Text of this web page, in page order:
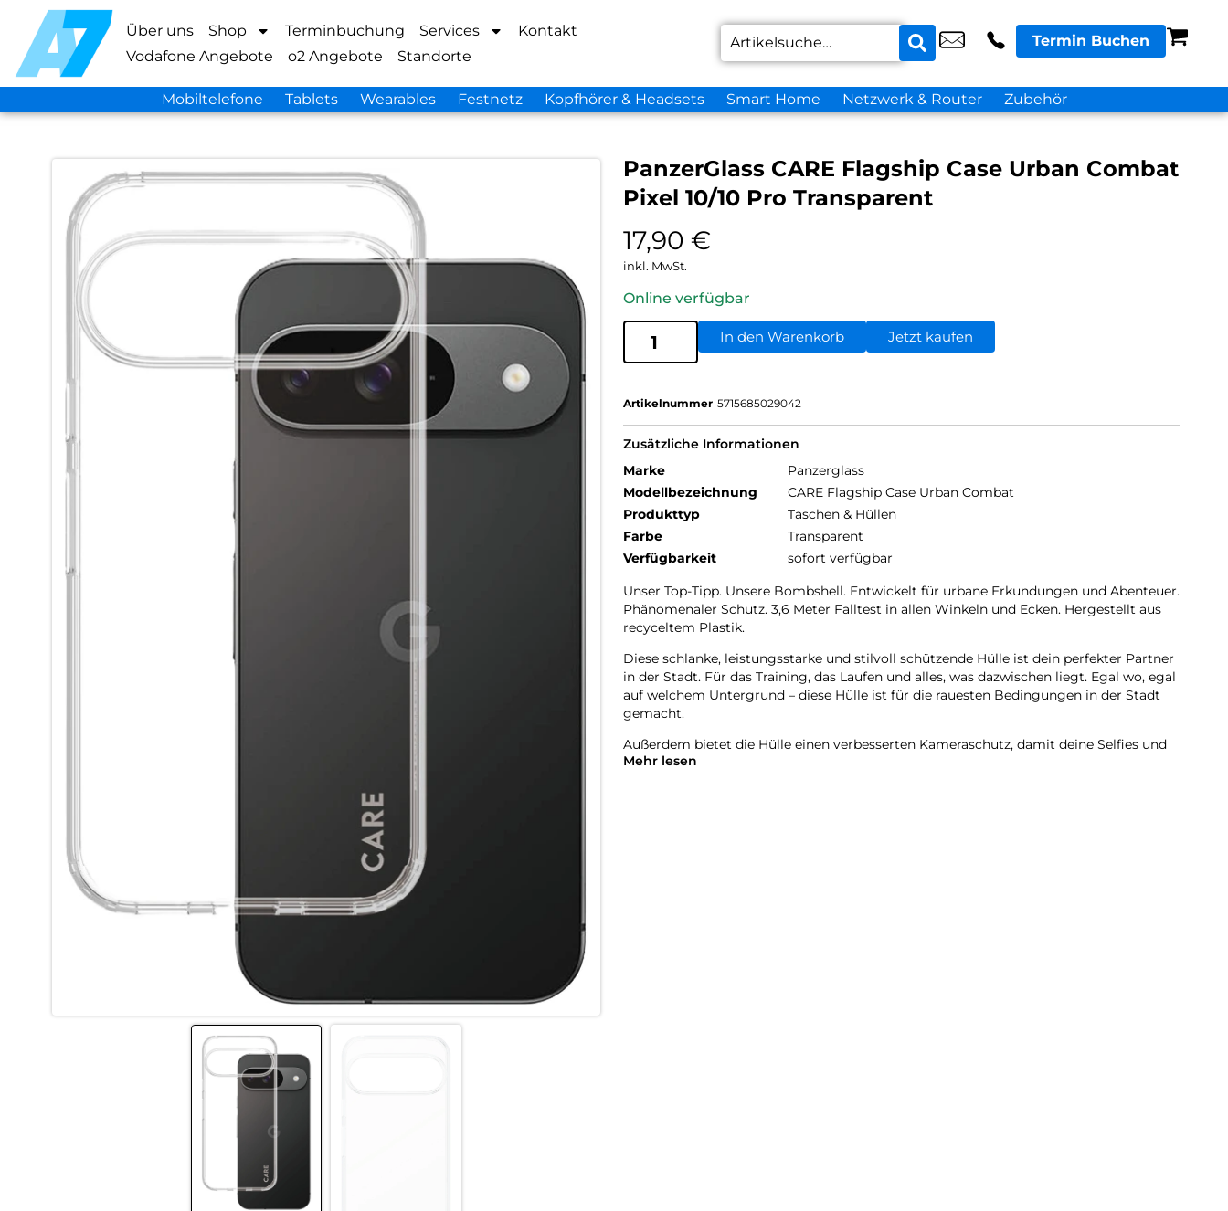
Über uns Shop Terminbuchung Services
Kontakt
Vodafone Angebote
o2 Angebote Standorte
Termin Buchen
Mobiltelefone Tablets Wearables Festnetz Kopfhörer & Headsets Smart Home Netzwerk & Router Zubehör
PanzerGlass CARE Flagship Case Urban Combat
Pixel 10/10 Pro Transparent
17,90 €
inkl. MwSt.
Online verfügbar
In den Warenkorb Jetzt kaufen
Artikelnummer 5715685029042
Zusätzliche Informationen
Marke
Panzerglass
Modellbezeichnung
CARE Flagship Case Urban Combat
Produkttyp
Taschen & Hüllen
Farbe
Transparent
Verfügbarkeit
sofort verfügbar
Unser Top-Tipp. Unsere Bombshell. Entwickelt für urbane Erkundungen und Abenteuer.
Phänomenaler Schutz. 3,6 Meter Falltest in allen Winkeln und Ecken. Hergestellt aus
recyceltem Plastik.
Diese schlanke, leistungsstarke und stilvoll schützende Hülle ist dein perfekter Partner
in der Stadt. Für das Training, das Laufen und alles, was dazwischen liegt. Egal wo, egal
auf welchem Untergrund – diese Hülle ist für die rauesten Bedingungen in der Stadt
gemacht.
Außerdem bietet die Hülle einen verbesserten Kameraschutz, damit deine Selfies und
Fotos nie in Gefahr sind.
Mehr lesen